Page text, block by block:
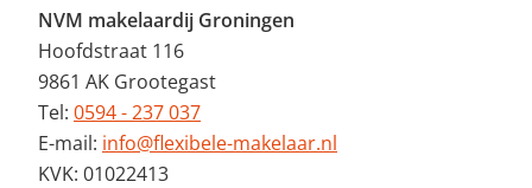
NVM makelaardij Groningen
Hoofdstraat 116
9861 AK Grootegast
Tel: 0594 - 237 037
E-mail: info@flexibele-makelaar.nl
KVK: 01022413